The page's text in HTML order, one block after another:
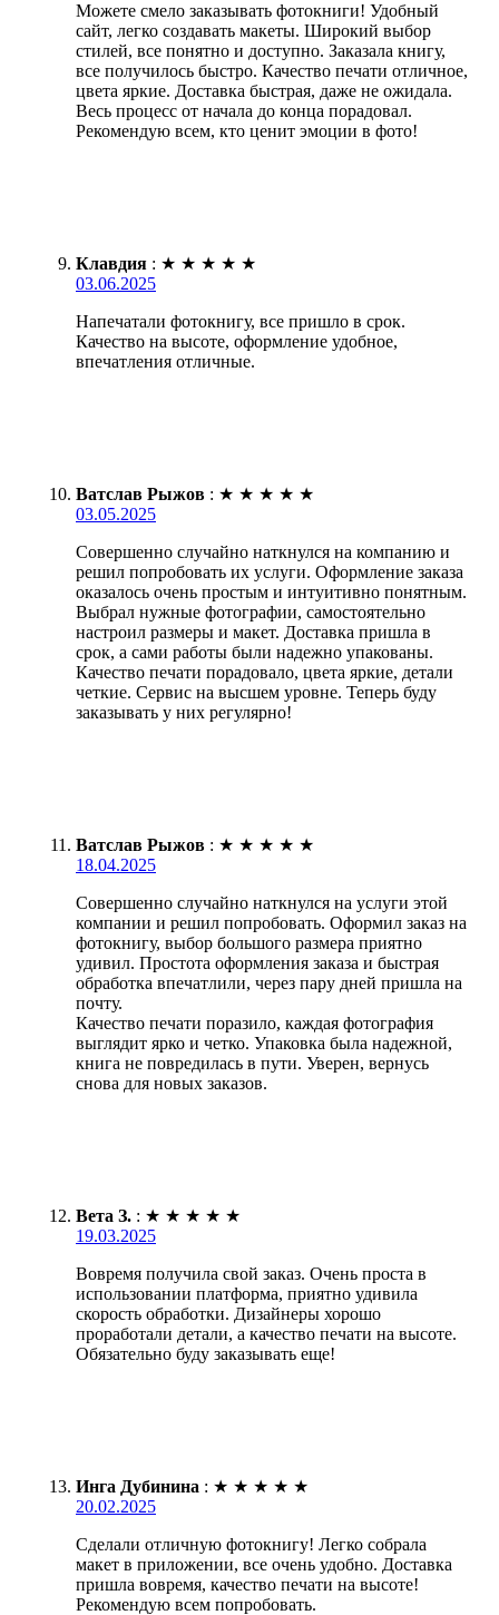
Можете смело заказывать фотокниги! Удобный
сайт, легко создавать макеты. Широкий выбор
стилей, все понятно и доступно. Заказала книгу,
все получилось быстро. Качество печати отличное,
цвета яркие. Доставка быстрая, даже не ожидала.
Весь процесс от начала до конца порадовал.
Рекомендую всем, кто ценит эмоции в фото!
Клавдия : ★ ★ ★ ★ ★
03.06.2025
Напечатали фотокнигу, все пришло в срок.
Качество на высоте, оформление удобное,
впечатления отличные.
Ватслав Рыжов : ★ ★ ★ ★ ★
03.05.2025
Совершенно случайно наткнулся на компанию и
решил попробовать их услуги. Оформление заказа
оказалось очень простым и интуитивно понятным.
Выбрал нужные фотографии, самостоятельно
настроил размеры и макет. Доставка пришла в
срок, а сами работы были надежно упакованы.
Качество печати порадовало, цвета яркие, детали
четкие. Сервис на высшем уровне. Теперь буду
заказывать у них регулярно!
Ватслав Рыжов : ★ ★ ★ ★ ★
18.04.2025
Совершенно случайно наткнулся на услуги этой
компании и решил попробовать. Оформил заказ на
фотокнигу, выбор большого размера приятно
удивил. Простота оформления заказа и быстрая
обработка впечатлили, через пару дней пришла на
почту.
Качество печати поразило, каждая фотография
выглядит ярко и четко. Упаковка была надежной,
книга не повредилась в пути. Уверен, вернусь
снова для новых заказов.
Вета З. : ★ ★ ★ ★ ★
19.03.2025
Вовремя получила свой заказ. Очень проста в
использовании платформа, приятно удивила
скорость обработки. Дизайнеры хорошо
проработали детали, а качество печати на высоте.
Обязательно буду заказывать еще!
Инга Дубинина : ★ ★ ★ ★ ★
20.02.2025
Сделали отличную фотокнигу! Легко собрала
макет в приложении, все очень удобно. Доставка
пришла вовремя, качество печати на высоте!
Рекомендую всем попробовать.